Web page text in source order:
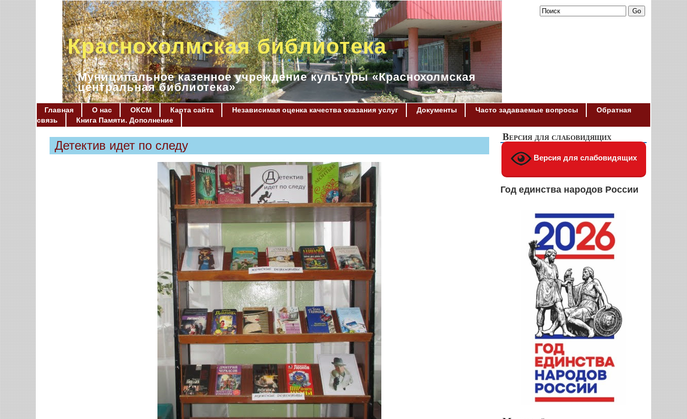
Краснохолмская библиотека
Муниципальное казенное учреждение культуры «Краснохолмская
центральная библиотека»
Главная О нас ОКСМ Карта сайта Независимая оценка качества оказания услуг Документы Часто задаваемые вопросы
Обратная
связь
Книга Памяти. Дополнение
Детектив идет по следу
Версия для слабовидящих
Версия для слабовидящих
Год единства народов России